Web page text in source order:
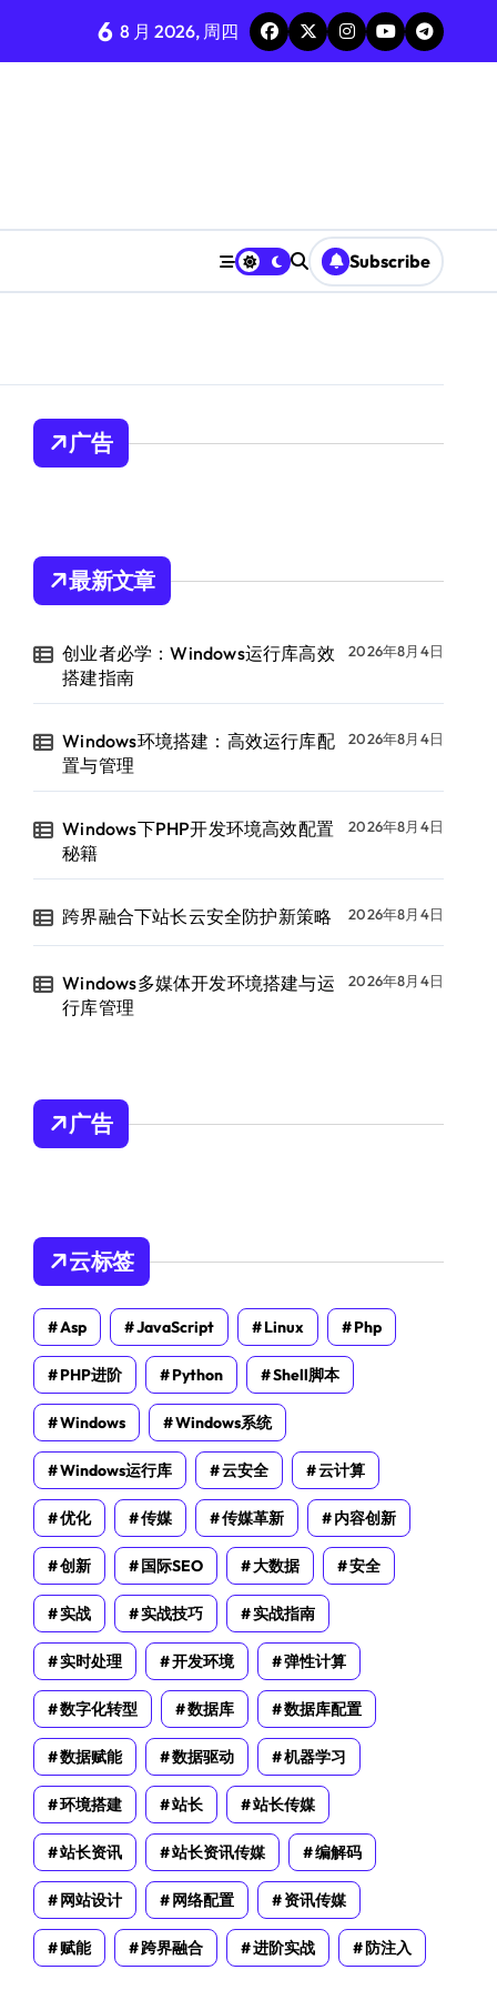
6 8 月 2026, 周四
Subscribe
广告
最新文章
创业者必学：Windows运行库高效
搭建指南
2026年8月4日
Windows环境搭建：高效运行库配
置与管理
2026年8月4日
Windows下PHP开发环境高效配置
秘籍
2026年8月4日
跨界融合下站长云安全防护新策略 2026年8月4日
Windows多媒体开发环境搭建与运
行库管理
2026年8月4日
广告
云标签
Asp JavaScript Linux Php
PHP进阶 Python Shell脚本
Windows Windows系统
Windows运行库 云安全 云计算
优化 传媒 传媒革新 内容创新
创新 国际SEO 大数据 安全
实战 实战技巧 实战指南
实时处理 开发环境 弹性计算
数字化转型 数据库 数据库配置
数据赋能 数据驱动 机器学习
环境搭建 站长 站长传媒
站长资讯 站长资讯传媒 编解码
网站设计 网络配置 资讯传媒
赋能 跨界融合 进阶实战 防注入